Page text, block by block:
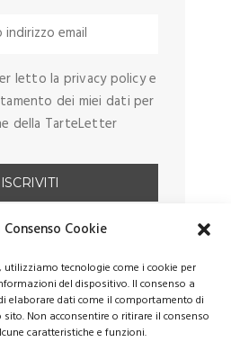
Cookie
utilizziamo tecnologie come i cookie per
del dispositivo. Il consenso a
elaborare dati come il comportamento di
Non acconsentire o ritirare il consenso
caratteristiche e funzioni.
letto la privacy policy e
dei miei dati per
della TarteLetter